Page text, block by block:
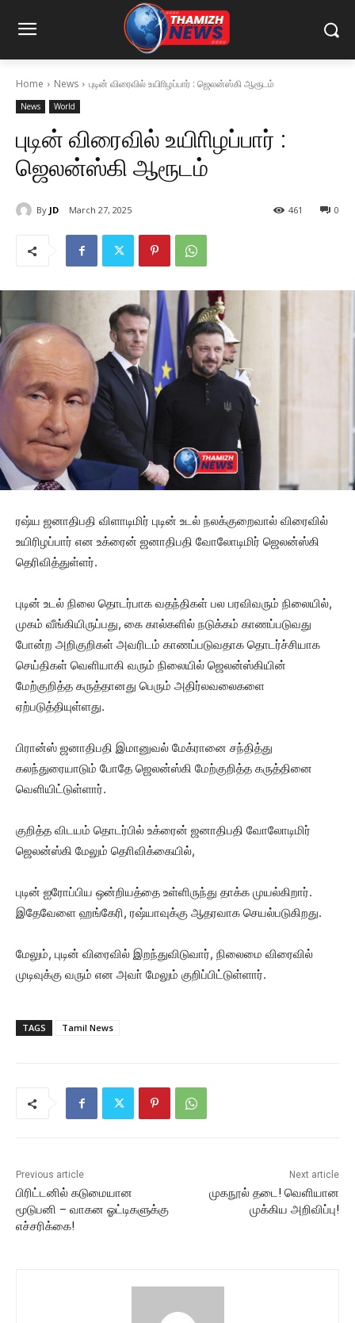
Home News புடின் விரைவில் உயிாிழப்பார் : ஜெலன்ஸ்கி ஆரூடம்
News World
புடின் விரைவில் உயிாிழப்பார் :
ஜெலன்ஸ்கி ஆரூடம்
By JD March 27, 2025 0
461
ரஷ்ய ஜனாதிபதி விளாடிமிர் புடின் உடல் நலக்குறைவால் விரைவில்
உயிரிழப்பார் என உக்ரைன் ஜனாதிபதி வோலோடிமிர் ஜெலன்ஸ்கி
தெரிவித்துள்ளர்.
புடின் உடல் நிலை தொடர்பாக வதந்திகள் பல பரவிவரும் நிலையில்,
முகம் வீங்கியிருப்பது, கை கால்களில் நடுக்கம் காணப்படுவது
போன்ற அறிகுறிகள் அவரிடம் காணப்படுவதாக தொடர்ச்சியாக
செய்திகள் வெளியாகி வரும் நிலையில் ஜெலன்ஸ்கியின்
மேற்குறித்த கருத்தானது பெரும் அதிர்லவலைகளை
ஏற்படுத்தியுள்ளது.
பிரான்ஸ் ஜனாதிபதி இமானுவல் மேக்ரானை சந்தித்து
கலந்துரையாடும் போதே ஜெலன்ஸ்கி மேற்குறித்த கருத்தினை
வெளியிட்டுள்ளார்.
குறித்த விடயம் தொடர்பில் உக்ரைன் ஜனாதிபதி வோலோடிமிர்
ஜெலன்ஸ்கி மேலும் தொிவிக்கையில்,
புடின் ஐரோப்பிய ஒன்றியத்தை உள்ளிருந்து தாக்க முயல்கிறார்.
இதேவேளை ஹங்கேரி, ரஷ்யாவுக்கு ஆதரவாக செயல்படுகிறது.
மேலும், புடின் விரைவில் இறந்துவிடுவார், நிலைமை விரைவில்
முடிவுக்கு வரும் என அவா் மேலும் குறிப்பிட்டுள்ளார்.
TAGS Tamil News
Previous article
பிரிட்டனில் கடுமையான
மூடுபனி – வாகன ஓட்டிகளுக்கு
எச்சரிக்கை!
Next article
முகநூல் தடை! வெளியான
முக்கிய அறிவிப்பு!